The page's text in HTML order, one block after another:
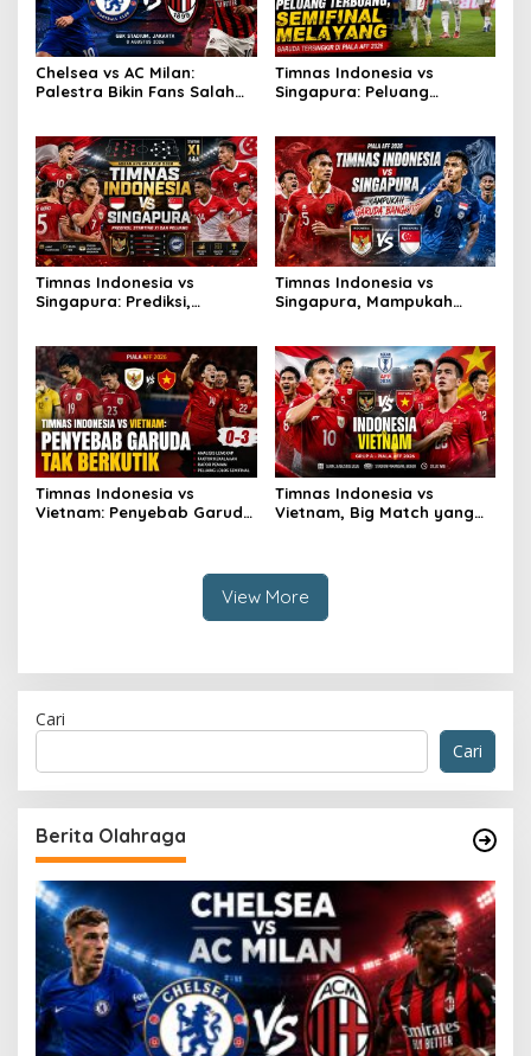
Chelsea vs AC Milan:
Palestra Bikin Fans Salah
Timnas Indonesia vs
Singapura: Peluang
Timnas Indonesia vs
Singapura: Prediksi,
Timnas Indonesia vs
Singapura, Mampukah
Timnas Indonesia vs
Vietnam: Penyebab Garuda
Timnas Indonesia vs
Vietnam, Big Match yang
View More
Cari
Cari
Berita Olahraga